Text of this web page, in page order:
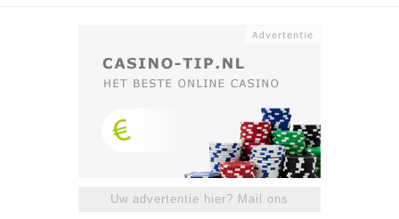
Uw advertentie hier? Mail ons